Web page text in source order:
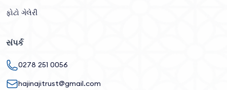
ફોટો ગેલેરી
સંપર્ક
0278 251 0056
hajinajitrust@gmail.com